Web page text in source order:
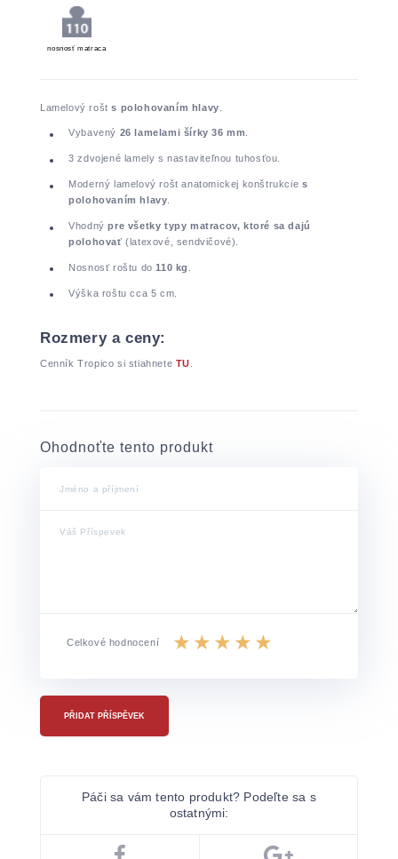
nosnosť matraca
Lamelový rošts polohovaním hlavy
Vybavený 26 lamelami šírky 36 mm
3 zdvojené lamely s nastaviteľnou tuhosťou.
Moderný lamelový rošt anatomickej konštrukcie s
polohovaním hlavy
Vhodnýpre všetky typy matracov, ktoré sa dajú
polohovať(latexové, sendvičové).
Nosnosť roštu do110 kg
Výška roštu cca 5 cm.
Rozmery a ceny:
Cenník Tropico si stiahnete TU
Ohodnoťte tento produkt
Celkové hodnocení
PŘIDAT PŘÍSPĚVEK
Páči sa vám tento produkt? Podeľte sa s
ostatnými: